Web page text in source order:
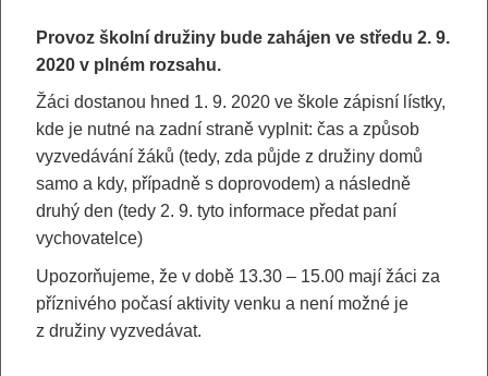
Provoz školní družiny bude zahájen ve středu 2. 9.
2020 v plném rozsahu.
Žáci dostanou hned 1. 9. 2020 ve škole zápisní lístky,
kde je nutné na zadní straně vyplnit: čas a způsob
vyzvedávání žáků (tedy, zda půjde z družiny domů
samo a kdy, případně s doprovodem) a následně
druhý den (tedy 2. 9. tyto informace předat paní
vychovatelce)
Upozorňujeme, že v době 13.30 – 15.00 mají žáci za
příznivého počasí aktivity venku a není možné je
z družiny vyzvedávat.